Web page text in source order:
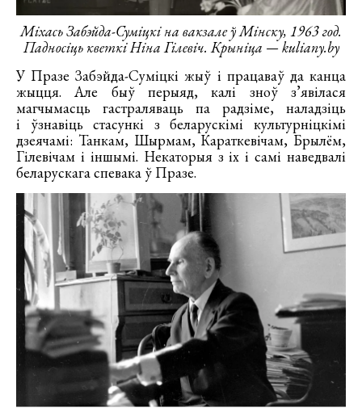
Міхась Забэйда-Суміцкі на вакзале ў Мінску, 1963 год.
Падносіць кветкі Ніна Гілевіч. Крыніца — kuliany.by
У Празе Забэйда-Суміцкі жыў і працаваў да канца
жыцця. Але быў перыяд, калі зноў з’явілася
магчымасць гастраляваць па радзіме, наладзіць
і ўзнавіць стасункі з беларускімі культурніцкімі
дзеячамі: Танкам, Шырмам, Караткевічам, Брылём,
Гілевічам і іншымі. Некаторыя з іх і самі наведвалі
беларускага спевака ў Празе.